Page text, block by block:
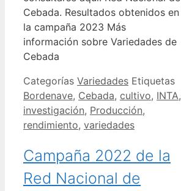
Cebada. Resultados obtenidos en
la campaña 2023 Más
información sobre Variedades de
Cebada
Categorías Variedades Etiquetas
Bordenave, Cebada, cultivo, INTA,
investigación, Producción,
rendimiento, variedades
Campaña 2022 de la
Red Nacional de